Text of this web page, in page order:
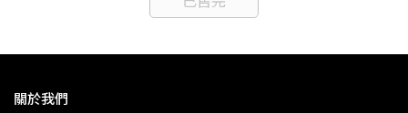
關於我們